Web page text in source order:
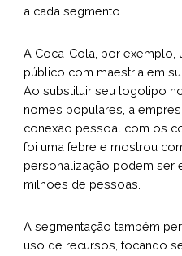
a cada segmento.
A Coca-Cola, por exemplo,
público com maestria em
Ao substituir seu logotipo
nomes populares, a
conexão pessoal com os
foi uma febre e mostrou
personalização podem ser
milhões de pessoas.
A segmentação também
uso de recursos, focando